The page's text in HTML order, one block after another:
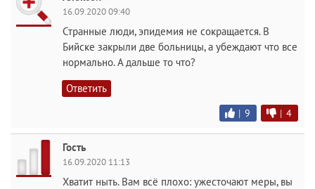
16.09.2020 09:40
Странные люди, эпидемия не сокращается. В
Бийске закрыли две больницы, а убеждают что все
нормально. А дальше то что?
Ответить
| 9 | 4
Гость
16.09.2020 11:13
Хватит ныть. Вам всё плохо: ужесточают меры, вы